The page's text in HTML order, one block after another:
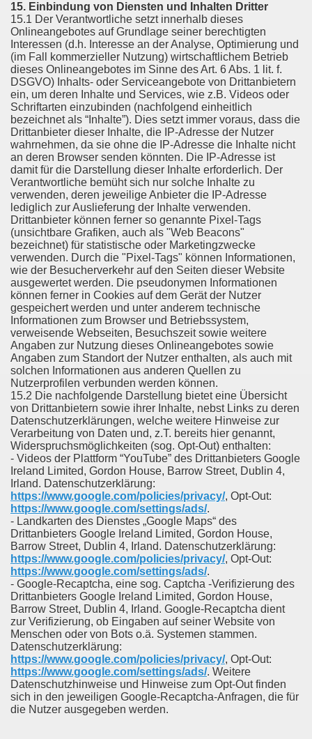
15. Einbindung von Diensten und Inhalten Dritter
15.1 Der Verantwortliche setzt innerhalb dieses
Onlineangebotes auf Grundlage seiner berechtigten
Interessen (d.h. Interesse an der Analyse, Optimierung und
(im Fall kommerzieller Nutzung) wirtschaftlichem Betrieb
dieses Onlineangebotes im Sinne des Art. 6 Abs. 1 lit. f.
DSGVO) Inhalts- oder Serviceangebote von Drittanbietern
ein, um deren Inhalte und Services, wie z.B. Videos oder
Schriftarten einzubinden (nachfolgend einheitlich
bezeichnet als “Inhalte”). Dies setzt immer voraus, dass die
Drittanbieter dieser Inhalte, die IP-Adresse der Nutzer
wahrnehmen, da sie ohne die IP-Adresse die Inhalte nicht
an deren Browser senden könnten. Die IP-Adresse ist
damit für die Darstellung dieser Inhalte erforderlich. Der
Verantwortliche bemüht sich nur solche Inhalte zu
verwenden, deren jeweilige Anbieter die IP-Adresse
lediglich zur Auslieferung der Inhalte verwenden.
Drittanbieter können ferner so genannte Pixel-Tags
(unsichtbare Grafiken, auch als "Web Beacons"
bezeichnet) für statistische oder Marketingzwecke
verwenden. Durch die "Pixel-Tags" können Informationen,
wie der Besucherverkehr auf den Seiten dieser Website
ausgewertet werden. Die pseudonymen Informationen
können ferner in Cookies auf dem Gerät der Nutzer
gespeichert werden und unter anderem technische
Informationen zum Browser und Betriebssystem,
verweisende Webseiten, Besuchszeit sowie weitere
Angaben zur Nutzung dieses Onlineangebotes sowie
Angaben zum Standort der Nutzer enthalten, als auch mit
solchen Informationen aus anderen Quellen zu
Nutzerprofilen verbunden werden können.
15.2 Die nachfolgende Darstellung bietet eine Übersicht
von Drittanbietern sowie ihrer Inhalte, nebst Links zu deren
Datenschutzerklärungen, welche weitere Hinweise zur
Verarbeitung von Daten und, z.T. bereits hier genannt,
Widerspruchsmöglichkeiten (sog. Opt-Out) enthalten:
- Videos der Plattform “YouTube” des Drittanbieters Google
Ireland Limited, Gordon House, Barrow Street, Dublin 4,
Irland. Datenschutzerklärung:
https://www.google.com/policies/privacy/, Opt-Out:
https://www.google.com/settings/ads/.
- Landkarten des Dienstes „Google Maps“ des
Drittanbieters Google Ireland Limited, Gordon House,
Barrow Street, Dublin 4, Irland. Datenschutzerklärung:
https://www.google.com/policies/privacy/, Opt-Out:
https://www.google.com/settings/ads/.
- Google-Recaptcha, eine sog. Captcha -Verifizierung des
Drittanbieters Google Ireland Limited, Gordon House,
Barrow Street, Dublin 4, Irland. Google-Recaptcha dient
zur Verifizierung, ob Eingaben auf seiner Website von
Menschen oder von Bots o.ä. Systemen stammen.
Datenschutzerklärung:
https://www.google.com/policies/privacy/, Opt-Out:
https://www.google.com/settings/ads/. Weitere
Datenschutzhinweise und Hinweise zum Opt-Out finden
sich in den jeweiligen Google-Recaptcha-Anfragen, die für
die Nutzer ausgegeben werden.